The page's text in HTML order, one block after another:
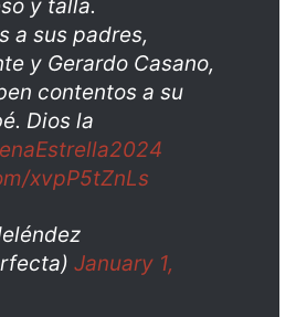
y talla.
a sus padres,
y Gerardo Casano,
contentos a su
Dios la
xvpP5tZnLs
January 1,